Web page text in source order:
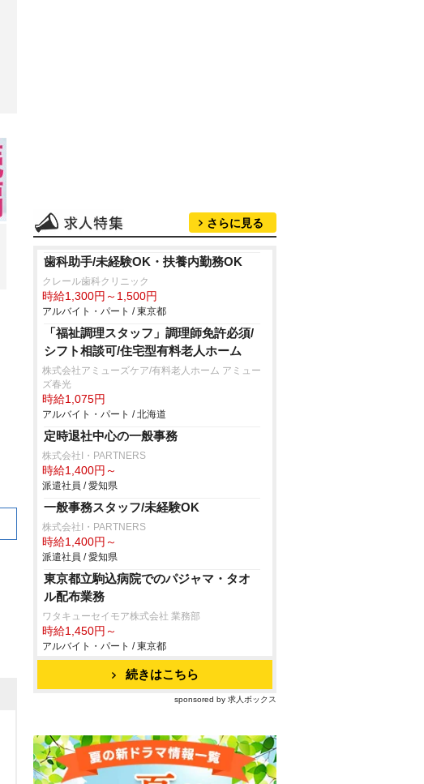
さらに見る
歯科助手/未経験OK・扶養内勤務OK
クレール歯科クリニック
時給1,300円～1,500円
アルバイト・パート / 東京都
「福祉調理スタッフ」調理師免許必須/
シフト相談可/住宅型有料老人ホーム
株式会社アミューズケア/有料老人ホーム アミュー
ズ春光
時給1,075円
アルバイト・パート / 北海道
定時退社中心の一般事務
株式会社I・PARTNERS
時給1,400円～
派遣社員 / 愛知県
一般事務スタッフ/未経験OK
株式会社I・PARTNERS
時給1,400円～
派遣社員 / 愛知県
東京都立駒込病院でのパジャマ・タオ
ル配布業務
ワタキューセイモア株式会社 業務部
時給1,450円～
アルバイト・パート / 東京都
続きはこちら
sponsored by 求人ボックス